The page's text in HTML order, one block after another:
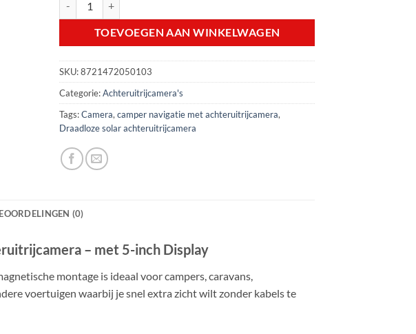
TOEVOEGEN AAN WINKELWAGEN
SKU:8721472050103
Categorie:Achteruitrijcamera's
Tags:Camera,camper navigatie met achteruitrijcamera,
Draadloze solar achteruitrijcamera
(0)
– met 5-inch Display
montage is ideaal voor campers, caravans,
voertuigen waarbij je snel extra zicht wilt zonder kabels te